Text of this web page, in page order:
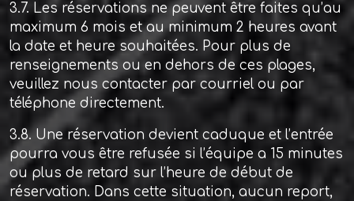
3.7. Les réservations ne peuvent être faites qu’au
maximum 6 mois et au minimum 2 heures avant
la date et heure souhaitées. Pour plus de
renseignements ou en dehors de ces plages,
veuillez nous contacter par courriel ou par
téléphone directement.
3.8. Une réservation devient caduque et l’entrée
pourra vous être refusée si l’équipe a 15 minutes
ou plus de retard sur l’heure de début de
réservation. Dans cette situation, aucun report,